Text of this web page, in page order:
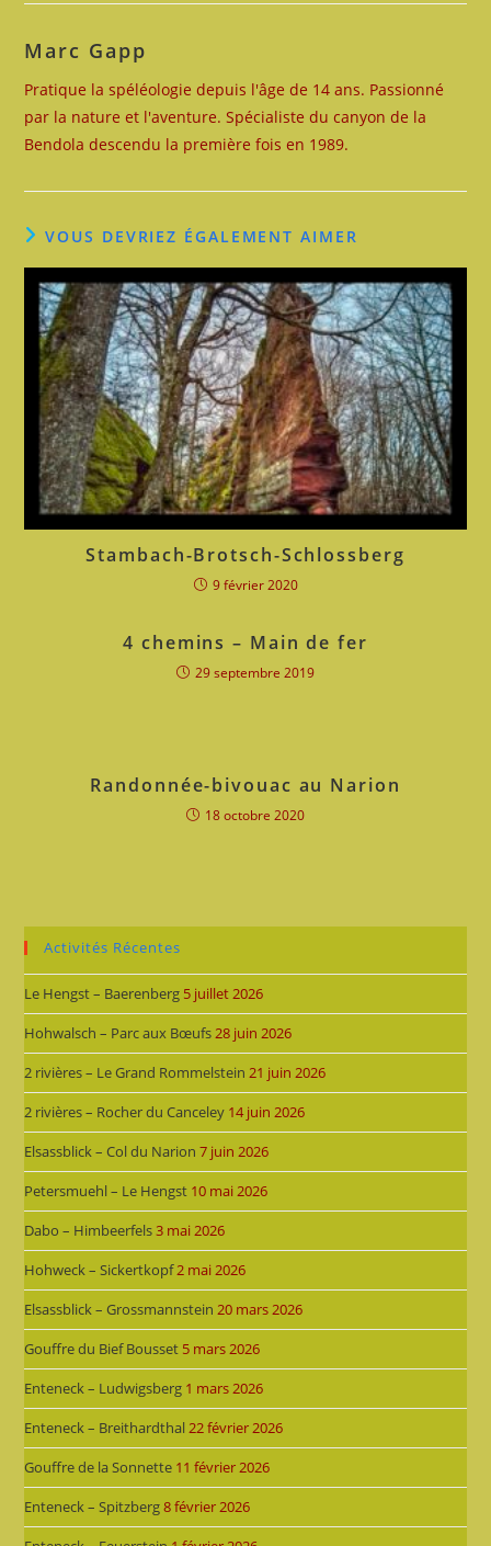
Marc Gapp
Pratique la spéléologie depuis l'âge de 14 ans. Passionné
par la nature et l'aventure. Spécialiste du canyon de la
Bendola descendu la première fois en 1989.
VOUS DEVRIEZ ÉGALEMENT AIMER
Stambach-Brotsch-Schlossberg
9 février 2020
4 chemins – Main de fer
29 septembre 2019
Randonnée-bivouac au Narion
18 octobre 2020
Activités Récentes
Le Hengst – Baerenberg 5 juillet 2026
Hohwalsch – Parc aux Bœufs28 juin 2026
2 rivières – Le Grand Rommelstein 21 juin 2026
2 rivières – Rocher du Canceley 14 juin 2026
Elsassblick – Col du Narion 7 juin 2026
Petersmuehl – Le Hengst 10 mai 2026
Dabo – Himbeerfels3 mai 2026
Hohweck – Sickertkopf2 mai 2026
Elsassblick – Grossmannstein 20 mars 2026
Gouffre du Bief Bousset 5 mars 2026
Enteneck – Ludwigsberg 1 mars 2026
Enteneck – Breithardthal22 février 2026
Gouffre de la Sonnette 11 février 2026
Enteneck – Spitzberg8 février 2026